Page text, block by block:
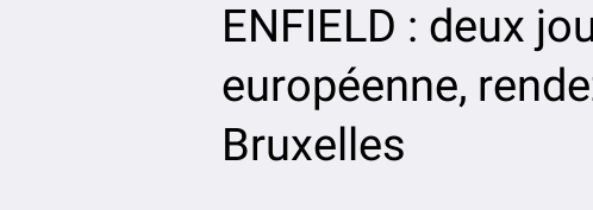
ENFIELD : deux
européenne,
Bruxelles